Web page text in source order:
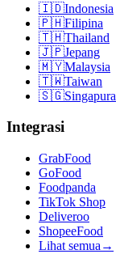
🇮🇩Indonesia
🇵🇭Filipina
🇹🇭Thailand
🇯🇵Jepang
🇲🇾Malaysia
🇹🇼Taiwan
🇸🇬Singapura
Integrasi
GrabFood
GoFood
Foodpanda
TikTok Shop
Deliveroo
ShopeeFood
Lihat semua →